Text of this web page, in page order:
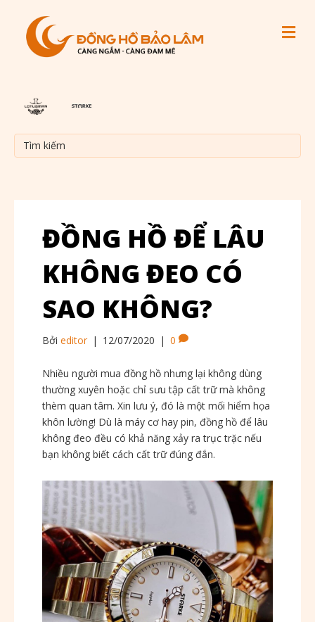
ĐỒNG HỒ ĐỂ LÂU
KHÔNG ĐEO CÓ
SAO KHÔNG?
Bởi editor | 12/07/2020 | 0
Nhiều người mua đồng hồ nhưng lại không dùng
thường xuyên hoặc chỉ sưu tập cất trữ mà không
thèm quan tâm. Xin lưu ý, đó là một mối hiểm họa
khôn lường! Dù là máy cơ hay pin, đồng hồ để lâu
không đeo đều có khả năng xảy ra trục trặc nếu
bạn không biết cách cất trữ đúng đắn.